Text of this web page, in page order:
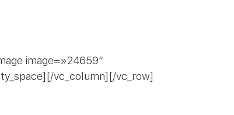
image=»24659″
vc_column][/vc_row]